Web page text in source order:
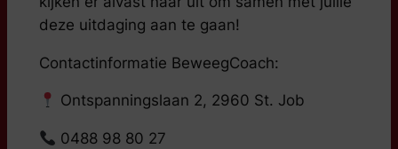
deze uitdaging aan te gaan!
Contactinformatie BeweegCoach:
Ontspanningslaan 2, 2960 St. Job
0488 98 80 27